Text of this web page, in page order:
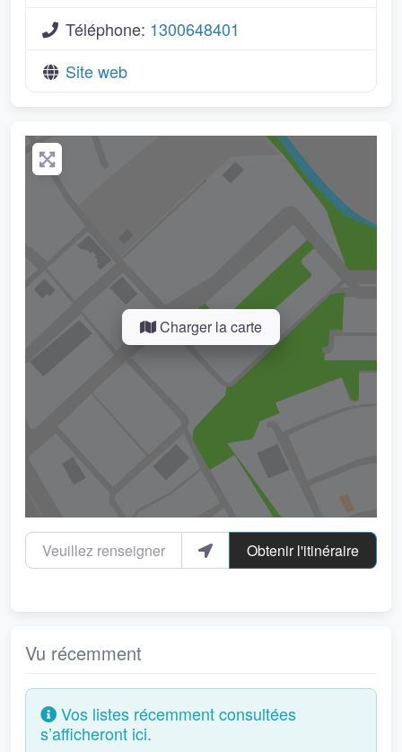
Téléphone: 1300648401
Site web
Charger la carte
Veuillez renseigner votre localité Obtenir l'itinéraire
Vu récemment
Vos listes récemment consultées
s’afficheront ici.